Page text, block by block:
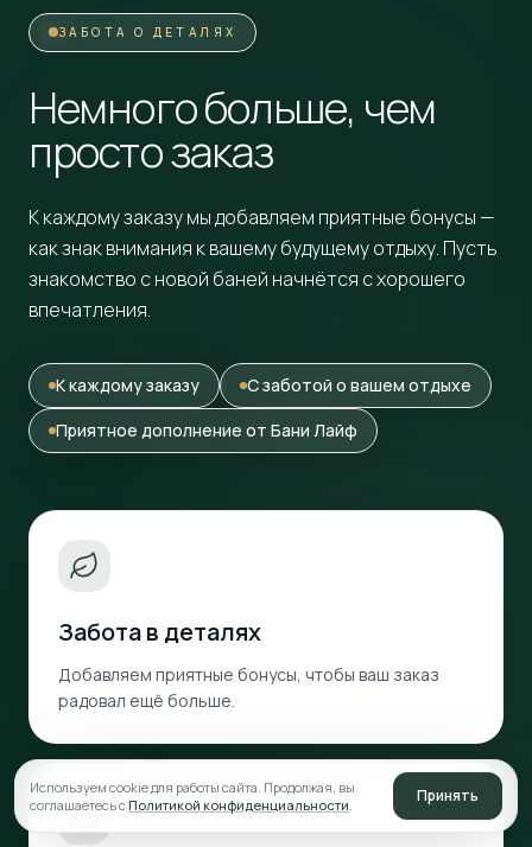
ЗАБОТА О ДЕТАЛЯХ
Немного больше, чем
просто заказ
К каждому заказу мы добавляем приятные бонусы —
как знак внимания к вашему будущему отдыху. Пусть
знакомство с новой баней начнётся с хорошего
впечатления.
К каждому заказу
С заботой о вашем отдыхе
Приятное дополнение от Бани Лайф
Забота в деталях
Добавляем приятные бонусы, чтобы ваш заказ
радовал ещё больше.
Используем cookie для работы сайта. Продолжая, вы
соглашаетесь с Политикой конфиденциальности. Принять